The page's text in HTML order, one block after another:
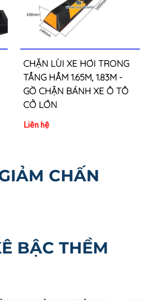
CHẶN LÙI XE HƠI TRONG
TẦNG HẦM 1.65M, 1.83M -
GỜ CHẶN BÁNH XE Ô TÔ
CỞ LỚN
Liên hệ
CHẤN
BẬC THỀM